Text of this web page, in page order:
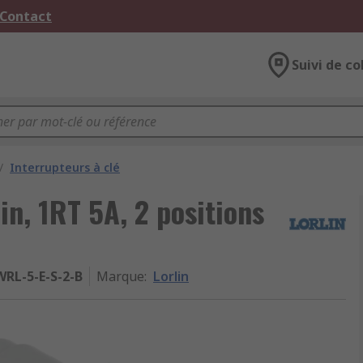
Suivi de
/ Interrupteurs à clé
1RT 5A, 2 positions
5-E-S-2-B Marque: Lorlin